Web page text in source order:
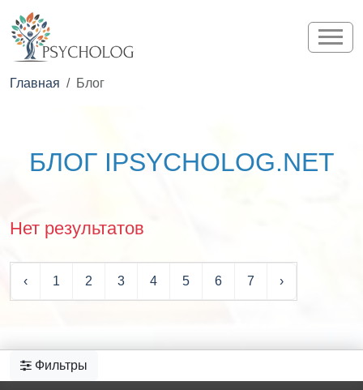
Главная Блог
БЛОГ IPSYCHOLOG.NET
Нет результатов
‹ 1 2 3 4 5 6 7 ›
Фильтры